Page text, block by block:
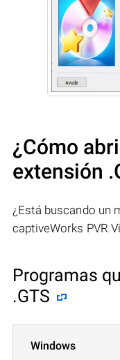
¿Cómo
extensión
¿Está buscando un
captiveWorks PVR
Programas
.GTS
Windows